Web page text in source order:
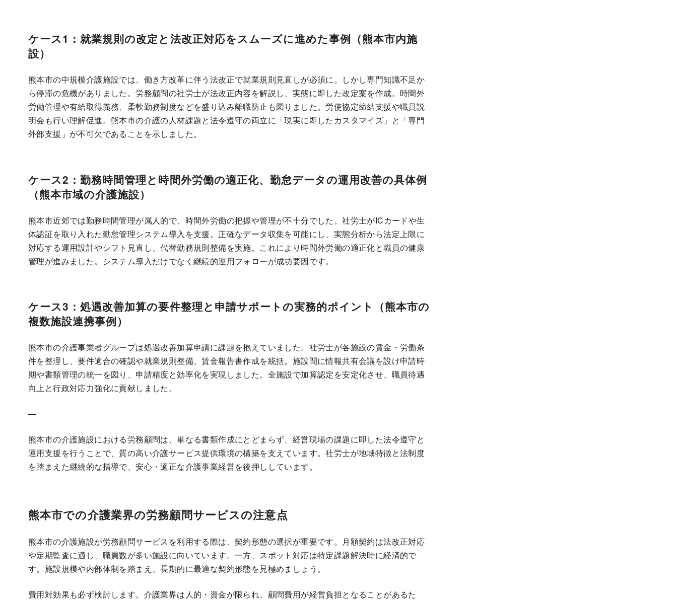
ケース1：就業規則の改定と法改正対応をスムーズに進めた事例（熊本市内施
設）
熊本市の中規模介護施設では、働き方改革に伴う法改正で就業規則見直しが必須に。しかし専門知識不足か
ら停滞の危機がありました。労務顧問の社労士が法改正内容を解説し、実態に即した改定案を作成。時間外
労働管理や有給取得義務、柔軟勤務制度などを盛り込み離職防止も図りました。労使協定締結支援や職員説
明会も行い理解促進。熊本市の介護の人材課題と法令遵守の両立に「現実に即したカスタマイズ」と「専門
外部支援」が不可欠であることを示しました。
ケース2：勤務時間管理と時間外労働の適正化、勤怠データの運用改善の具体例
（熊本市域の介護施設）
熊本市近郊では勤務時間管理が属人的で、時間外労働の把握や管理が不十分でした。社労士がICカードや生
体認証を取り入れた勤怠管理システム導入を支援。正確なデータ収集を可能にし、実態分析から法定上限に
対応する運用設計やシフト見直し、代替勤務規則整備を実施。これにより時間外労働の適正化と職員の健康
管理が進みました。システム導入だけでなく継続的運用フォローが成功要因です。
ケース3：処遇改善加算の要件整理と申請サポートの実務的ポイント（熊本市の
複数施設連携事例）
熊本市の介護事業者グループは処遇改善加算申請に課題を抱えていました。社労士が各施設の賃金・労働条
件を整理し、要件適合の確認や就業規則整備、賃金報告書作成を統括。施設間に情報共有会議を設け申請時
期や書類管理の統一を図り、申請精度と効率化を実現しました。全施設で加算認定を安定化させ、職員待遇
向上と行政対応力強化に貢献しました。
—
熊本市の介護施設における労務顧問は、単なる書類作成にとどまらず、経営現場の課題に即した法令遵守と
運用支援を行うことで、質の高い介護サービス提供環境の構築を支えています。社労士が地域特徴と法制度
を踏まえた継続的な指導で、安心・適正な介護事業経営を後押ししています。
熊本市での介護業界の労務顧問サービスの注意点
熊本市の介護施設が労務顧問サービスを利用する際は、契約形態の選択が重要です。月額契約は法改正対応
や定期監査に適し、職員数が多い施設に向いています。一方、スポット対応は特定課題解決時に経済的で
す。施設規模や内部体制を踏まえ、長期的に最適な契約形態を見極めましょう。
費用対効果も必ず検討します。介護業界は人的・資金が限られ、顧問費用が経営負担となることがあるた